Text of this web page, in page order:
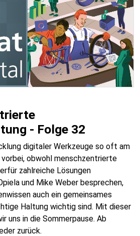
- Folge 32
digitaler Werkzeuge so oft am
obwohl menschzentrierte
zahlreiche Lösungen
und Mike Weber besprechen,
auch ein gemeinsames
Haltung wichtig sind. Mit dieser
uns in die Sommerpause. Ab
zurück.